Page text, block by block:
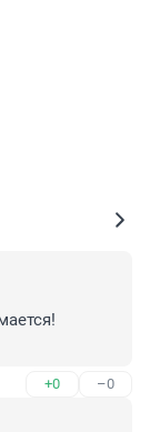
+0 –0